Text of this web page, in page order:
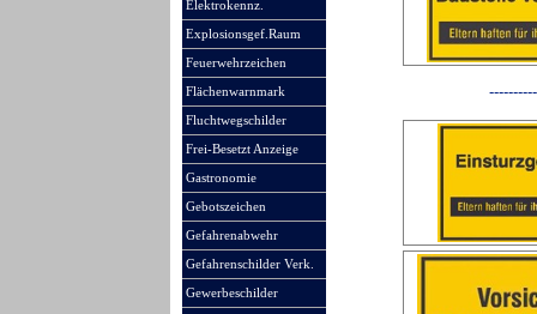
Elektrokennz.
Explosionsgef.Raum
Feuerwehrzeichen
Flächenwarnmark
Fluchtwegschilder
Frei-Besetzt Anzeige
Gastronomie
Gebotszeichen
Gefahrenabwehr
Gefahrenschilder Verk.
Gewerbeschilder
----------